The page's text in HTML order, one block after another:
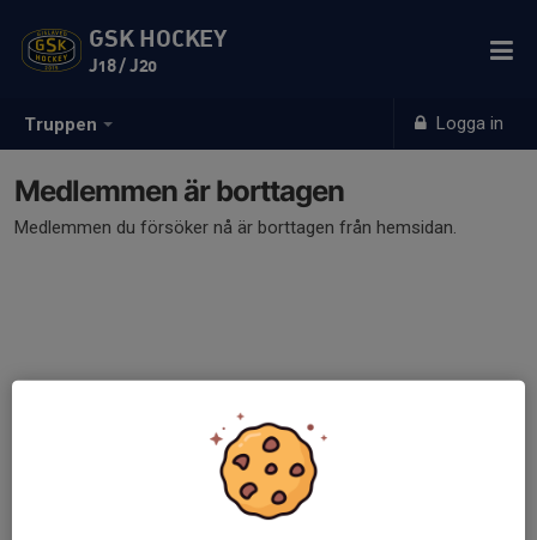
Truppen Logga in
GSK HOCKEY
J18 / J20
Medlemmen är borttagen
Medlemmen du försöker nå är borttagen från hemsidan.